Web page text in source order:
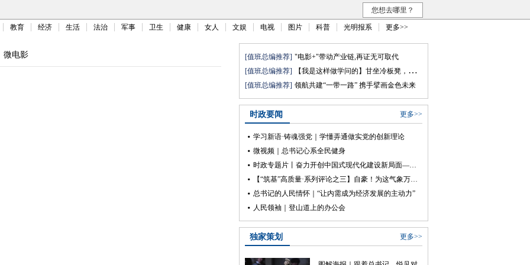
您想去哪里？
教育 经济 生活 法治 军事 卫生 健康 女人 文娱 电视 图片 科普 光明报系 更多>>
微电影